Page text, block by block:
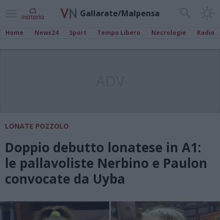
Gallarate/Malpensa
Home News24 Sport Tempo Libero Necrologie Radio
LONATE POZZOLO
Doppio debutto lonatese in A1:
le pallavoliste Nerbino e Paulon
convocate da Uyba